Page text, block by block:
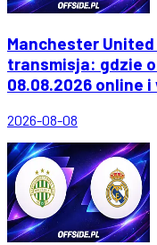
Manchester
transmisja: gdzie
08.08.2026 online i
2026-08-08